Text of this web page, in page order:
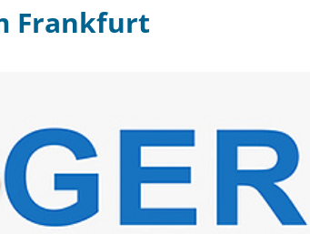
Frankfurt